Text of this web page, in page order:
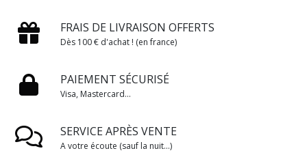
FRAIS DE LIVRAISON OFFERTS
Dès 100 € d'achat ! (en france)
PAIEMENT SÉCURISÉ
Visa, Mastercard...
SERVICE APRÈS VENTE
A votre écoute (sauf la nuit...)